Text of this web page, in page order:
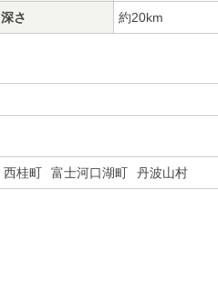
深さ
約20km
西桂町 富士河口湖町 丹波山村